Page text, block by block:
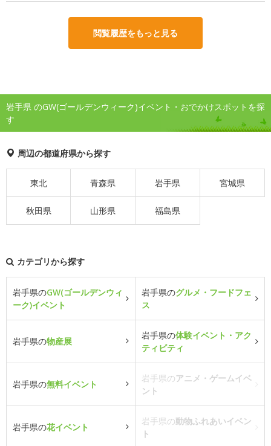
閲覧履歴をもっと見る
岩手県 のGW(ゴールデンウィーク)イベント・おでかけスポットを探
す
周辺の都道府県から探す
東北 青森県 岩手県 宮城県
秋田県 山形県 福島県
カテゴリから探す
岩手県のGW(ゴールデンウィ
ーク)イベント
岩手県のグルメ・フードフェ
ス
岩手県の物産展
岩手県の体験イベント・アク
ティビティ
岩手県の無料イベント
岩手県のアニメ・ゲームイベ
ント
岩手県の花イベント
岩手県の動物ふれあいイベン
ト